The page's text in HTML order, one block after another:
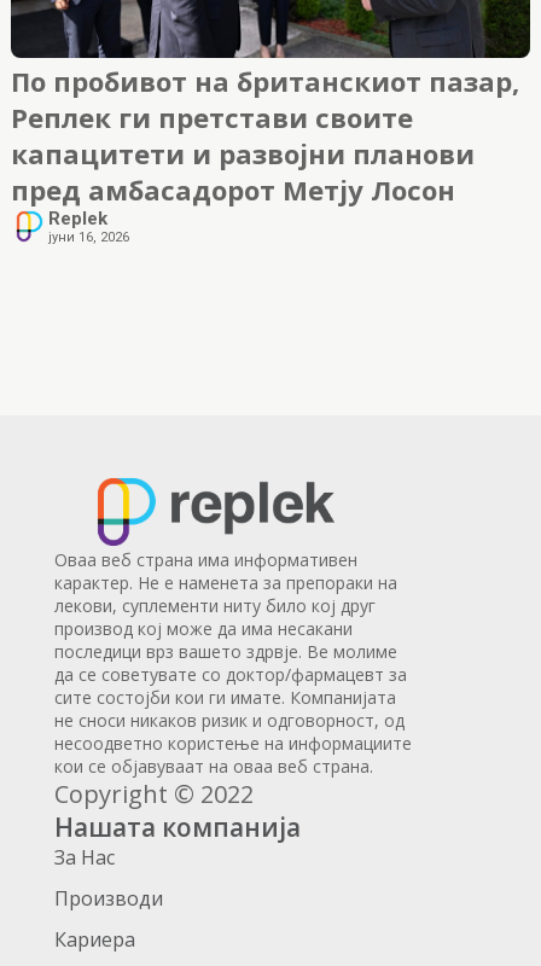
По пробивот на британскиот пазар,
Реплек ги претстави своите
капацитети и развојни планови
пред амбасадорот Метју Лосон
Replek
јуни 16, 2026
Оваа веб страна има информативен
карактер. Не е наменета за препораки на
лекови, суплементи ниту било кој друг
производ кој може да има несакани
последици врз вашето здрвје. Ве молиме
да се советувате со доктор/фармацевт за
сите состојби кои ги имате. Компанијата
не сноси никаков ризик и одговорност, од
несоодветно користење на информациите
кои се објавуваат на оваа веб страна.
Copyright © 2022
Нашата компанија
За Нас
Производи
Кариера